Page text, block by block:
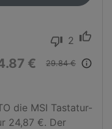
thumb_down 2 thumb_up
€ 29.84 € info_outline
die MSI Tastatur-
24,87 €. Der